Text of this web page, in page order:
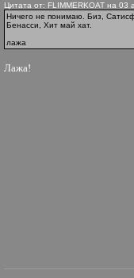
Цитата от: FLIMMERKOAT на 03
Ничего не понимаю. Биз,
Бенасси, Хит май хат.
лажа
Лажа!